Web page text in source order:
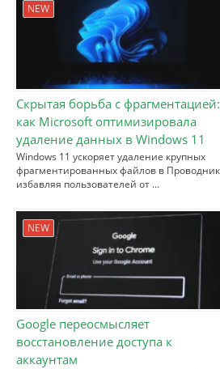
NEW
Скрытая борьба с фрагментацией:
как Microsoft оптимизировала
удаление данных в Windows 11
Windows 11 ускоряет удаление крупных
фрагментированных файлов в
избавляя пользователей от …
NEW
Google переосмысляет
восстановление доступа к
аккаунтам